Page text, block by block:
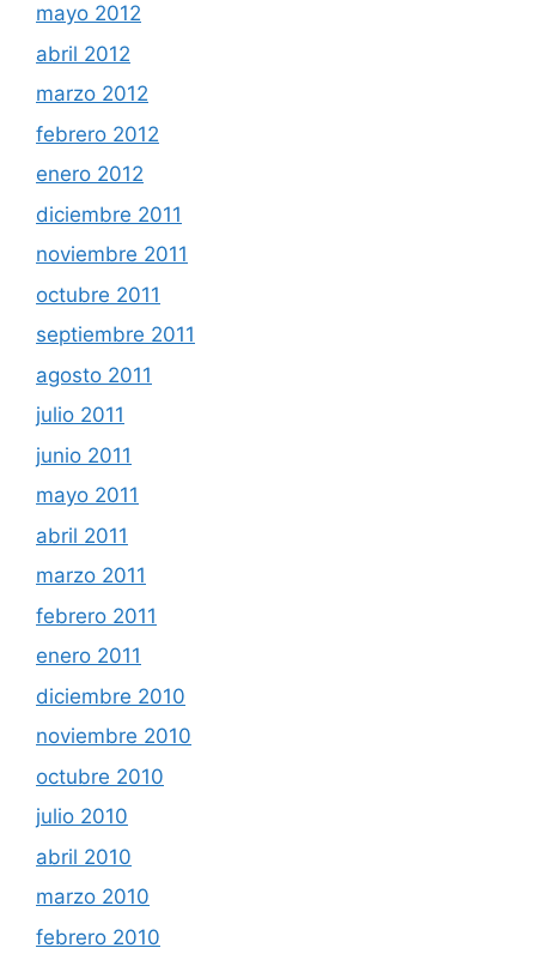
mayo 2012
abril 2012
marzo 2012
febrero 2012
enero 2012
diciembre 2011
noviembre 2011
octubre 2011
septiembre 2011
agosto 2011
julio 2011
junio 2011
mayo 2011
abril 2011
marzo 2011
febrero 2011
enero 2011
diciembre 2010
noviembre 2010
octubre 2010
julio 2010
abril 2010
marzo 2010
febrero 2010